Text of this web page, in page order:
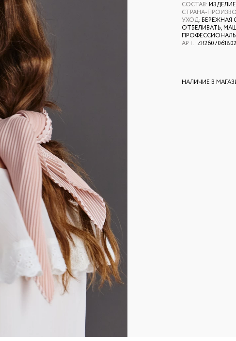
СОСТАВ:
СТРАНА-
УХОД: БЕРЕЖНАЯ
ОТБЕЛИВАТЬ,
АРТ.: ZR2607061802
НАЛИЧИЕ В